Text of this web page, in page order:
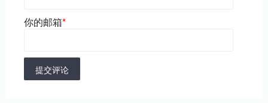
你的邮箱*
提交评论